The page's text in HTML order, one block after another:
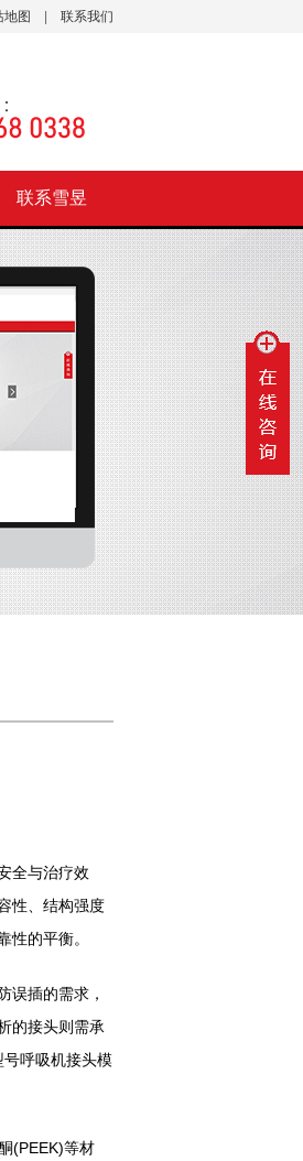
地图 联系我们
联系雪昱
全与治疗效
性、结构强度
的平衡。
插的需求，
的接头则需承
呼吸机接头模
(PEEK)等材